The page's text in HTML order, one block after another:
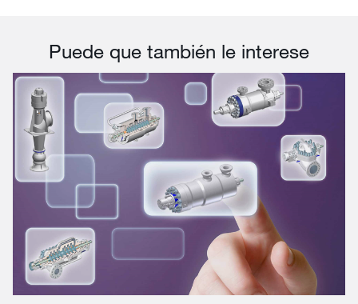
Puede que también le interese